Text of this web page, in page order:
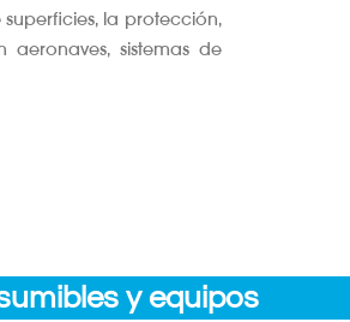
la protección,
sistemas de
y equipos